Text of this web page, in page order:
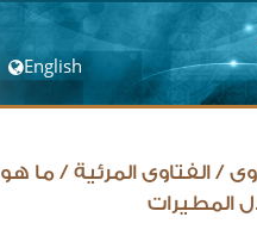
English
/ الفتاوى المرئية / ما هو
المطيرات